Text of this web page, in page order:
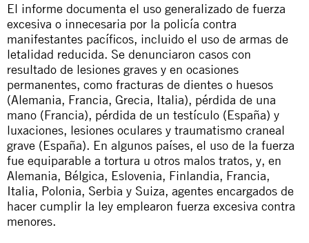
El informe documenta el uso generalizado de fuerza
excesiva o innecesaria por la policía contra
manifestantes pacíficos, incluido el uso de armas de
letalidad reducida. Se denunciaron casos con
resultado de lesiones graves y en ocasiones
permanentes, como fracturas de dientes o huesos
(Alemania, Francia, Grecia, Italia), pérdida de una
mano (Francia), pérdida de un testículo (España) y
luxaciones, lesiones oculares y traumatismo craneal
grave (España). En algunos países, el uso de la fuerza
fue equiparable a tortura u otros malos tratos, y, en
Alemania, Bélgica, Eslovenia, Finlandia, Francia,
Italia, Polonia, Serbia y Suiza, agentes encargados de
hacer cumplir la ley emplearon fuerza excesiva contra
menores.